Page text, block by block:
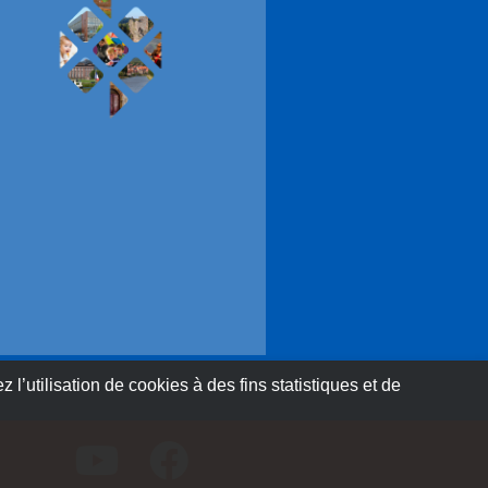
l’utilisation de cookies à des fins statistiques et de